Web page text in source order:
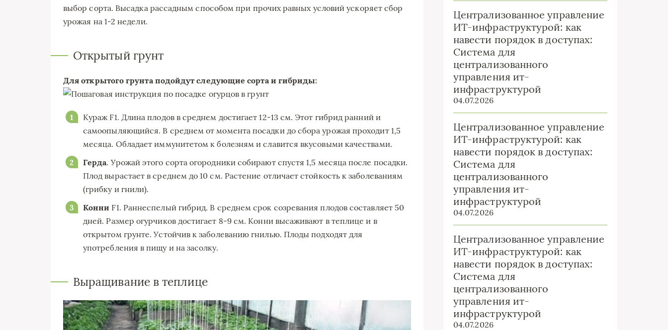
выбор сорта. Высадка рассадным способом при прочих равных условий ускоряет сбор
урожая на 1-2 недели.
Открытый грунт
Для открытого грунта подойдут следующие сорта и гибриды:
Кураж F1. Длина плодов в среднем достигает 12-13 см. Этот гибрид ранний и
самоопыляющийся. В среднем от момента посадки до сбора урожая проходит 1,5
месяца. Обладает иммунитетом к болезням и славится вкусовыми качествами.
Герда. Урожай этого сорта огородники собирают спустя 1,5 месяца после посадки.
Плод вырастает в среднем до 10 см. Растение отличает стойкость к заболеваниям
(грибку и гнили).
Конни F1. Раннеспелый гибрид. В среднем срок созревания плодов составляет 50
дней. Размер огурчиков достигает 8-9 см. Конни высаживают в теплице и в
открытом грунте. Устойчив к заболеванию гнилью. Плоды подходят для
употребления в пищу и на засолку.
Выращивание в теплице
Централизованное управление
ИТ-инфраструктурой: как
навести порядок в доступах:
Система для
централизованного
управления ит-
инфраструктурой
04.07.2026
Централизованное управление
ИТ-инфраструктурой: как
навести порядок в доступах:
Система для
централизованного
управления ит-
инфраструктурой
04.07.2026
Централизованное управление
ИТ-инфраструктурой: как
навести порядок в доступах:
Система для
централизованного
управления ит-
инфраструктурой
04.07.2026